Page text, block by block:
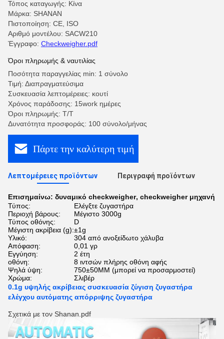
Τόπος καταγωγής: Κίνα
Μάρκα: SHANAN
Πιστοποίηση: CE, ISO
Αριθμό μοντέλου: SACW210
Έγγραφο: Checkweigher.pdf
Όροι πληρωμής & ναυτιλίας
Ποσότητα παραγγελίας min: 1 σύνολο
Τιμή: Διαπραγματεύσιμα
Συσκευασία λεπτομέρειες: κουτί
Χρόνος παράδοσης: 15work ημέρες
Όροι πληρωμής: T/T
Δυνατότητα προσφοράς: 100 σύνολο/μήνας
Πάρτε την καλύτερη τιμή
Λεπτομέρειες προϊόντων Περιγραφή προϊόντων
Επισημαίνω: δυναμικό checkweigher, checkweigher μηχανή
Τύπος:
Ελέγξτε ζυγαστήρα
Περιοχή βάρους:
Μέγιστο 3000g
Τύπος οθόνης:
D
Μέγιστη ακρίβεια (g):±1g
Υλικό:
304 από ανοξείδωτο χάλυβα
Απόφαση:
0,01 γρ
Εγγύηση:
2 έτη
οθόνη:
8 ιντσών πλήρης οθόνη αφής
Ψηλά ύψη:
750±50MM (μπορεί να προσαρμοστεί)
Χρώμα:
Σλιβέρ
0.1g υψηλής ακρίβειας συσκευασία ζύγιση ζυγαστήρα
ελέγχου αυτόματης απόρριψης ζυγαστήρα
Σχετικά με τον Shanan.pdf